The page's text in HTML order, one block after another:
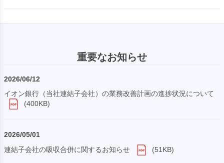
重要なお知らせ
2026/06/12
イオン銀行（当社連結子会社）の業務改善計画の進捗状況について
(400KB)
2026/05/01
連結子会社の吸収合併に関するお知らせ
(51KB)